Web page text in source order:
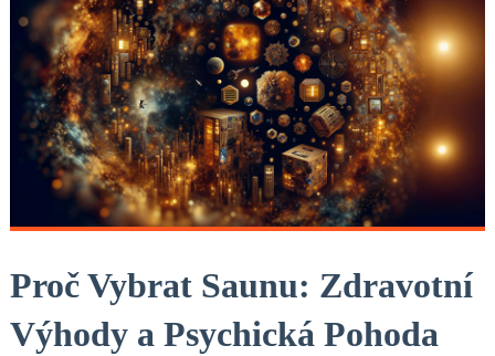
Proč Vybrat Saunu: Zdravotní
Výhody a Psychická Pohoda